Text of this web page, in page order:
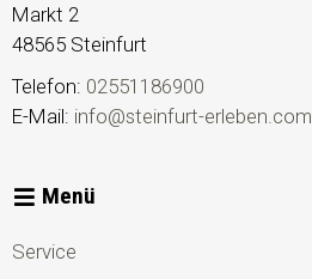
Markt 2
48565 Steinfurt
Telefon: 02551186900
E-Mail: info@steinfurt-erleben.com
Menü
Service